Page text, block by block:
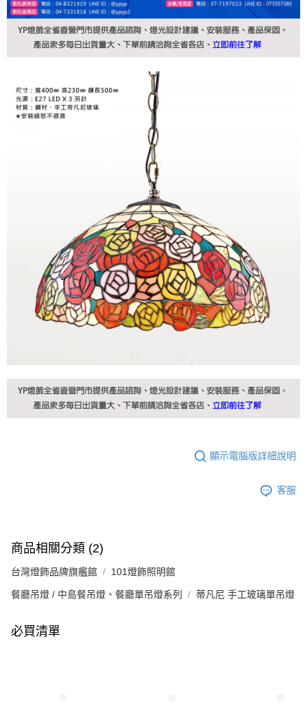
顯示電腦版詳細說明
客服
商品相關分類 (2)
台灣燈飾品牌旗艦館 101燈飾照明館
餐廳吊燈 / 中島餐吊燈、餐廳單吊燈系列 蒂凡尼 手工玻璃單吊燈
必買清單